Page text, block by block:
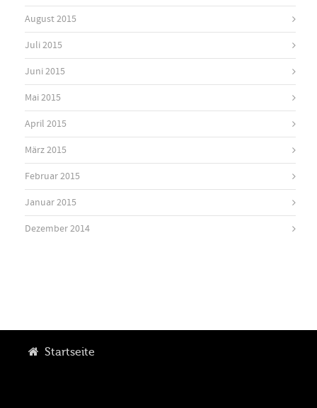
August 2015
Juli 2015
Juni 2015
Mai 2015
April 2015
März 2015
Februar 2015
Januar 2015
Dezember 2014
Startseite